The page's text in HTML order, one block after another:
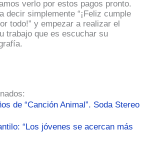
verlo por estos pagos pronto.
decir simplemente “¡Feliz cumple
todo!” y empezar a realizar el
trabajo que es escuchar su
de “Canción Animal”. Soda Stereo
“Los jóvenes se acercan más